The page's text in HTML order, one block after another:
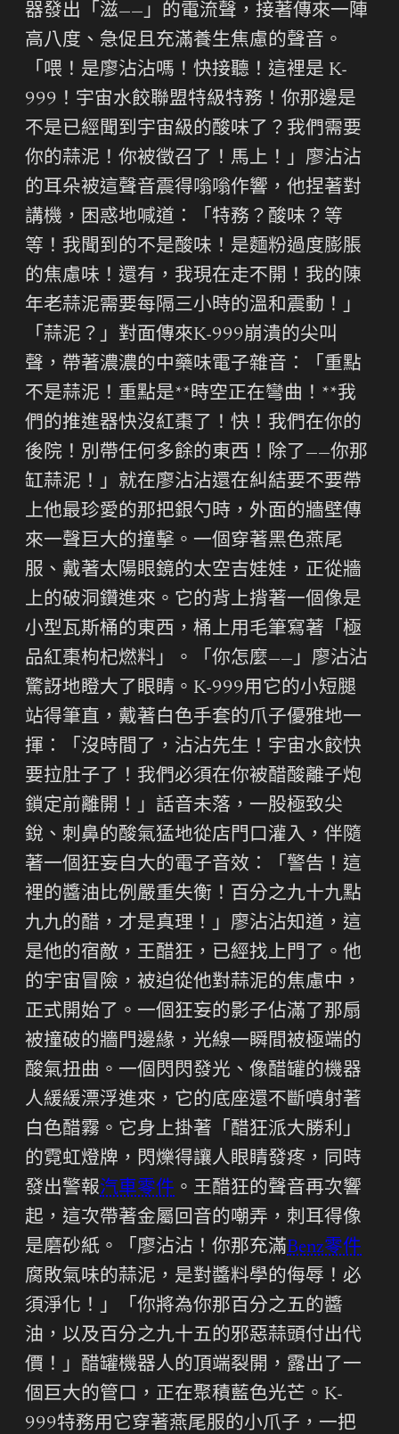
器發出「滋——」的電流聲，接著傳來一陣
高八度、急促且充滿養生焦慮的聲音。
「喂！是廖沾沾嗎！快接聽！這裡是 K-
999！宇宙水餃聯盟特級特務！你那邊是
不是已經聞到宇宙級的酸味了？我們需要
你的蒜泥！你被徵召了！馬上！」廖沾沾
的耳朵被這聲音震得嗡嗡作響，他捏著對
講機，困惑地喊道：「特務？酸味？等
等！我聞到的不是酸味！是麵粉過度膨脹
的焦慮味！還有，我現在走不開！我的陳
年老蒜泥需要每隔三小時的溫和震動！」
「蒜泥？」對面傳來K-999崩潰的尖叫
聲，帶著濃濃的中藥味電子雜音：「重點
不是蒜泥！重點是**時空正在彎曲！**我
們的推進器快沒紅棗了！快！我們在你的
後院！別帶任何多餘的東西！除了——你那
缸蒜泥！」就在廖沾沾還在糾結要不要帶
上他最珍愛的那把銀勺時，外面的牆壁傳
來一聲巨大的撞擊。一個穿著黑色燕尾
服、戴著太陽眼鏡的太空吉娃娃，正從牆
上的破洞鑽進來。它的背上揹著一個像是
小型瓦斯桶的東西，桶上用毛筆寫著「極
品紅棗枸杞燃料」。「你怎麼——」廖沾沾
驚訝地瞪大了眼睛。K-999用它的小短腿
站得筆直，戴著白色手套的爪子優雅地一
揮：「沒時間了，沾沾先生！宇宙水餃快
要拉肚子了！我們必須在你被醋酸離子炮
鎖定前離開！」話音未落，一股極致尖
銳、刺鼻的酸氣猛地從店門口灌入，伴隨
著一個狂妄自大的電子音效：「警告！這
裡的醬油比例嚴重失衡！百分之九十九點
九九的醋，才是真理！」廖沾沾知道，這
是他的宿敵，王醋狂，已經找上門了。他
的宇宙冒險，被迫從他對蒜泥的焦慮中，
正式開始了。一個狂妄的影子佔滿了那扇
被撞破的牆門邊緣，光線一瞬間被極端的
酸氣扭曲。一個閃閃發光、像醋罐的機器
人緩緩漂浮進來，它的底座還不斷噴射著
白色醋霧。它身上掛著「醋狂派大勝利」
的霓虹燈牌，閃爍得讓人眼睛發疼，同時
發出警報汽車零件 。王醋狂的聲音再次響
起，這次帶著金屬回音的嘲弄，刺耳得像
是磨砂紙。「廖沾沾！你那充滿Benz零件
腐敗氣味的蒜泥，是對醬料學的侮辱！必
須淨化！」「你將為你那百分之五的醬
油，以及百分之九十五的邪惡蒜頭付出代
價！」醋罐機器人的頂端裂開，露出了一
個巨大的管口，正在聚積藍色光芒。K-
999特務用它穿著燕尾服的小爪子，一把